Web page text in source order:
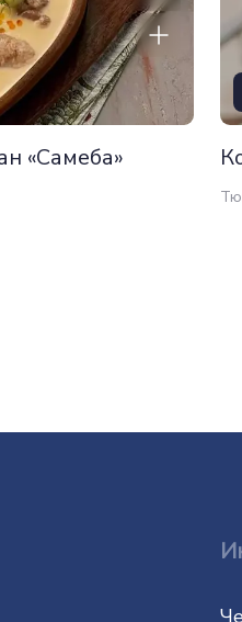
«Самеба»